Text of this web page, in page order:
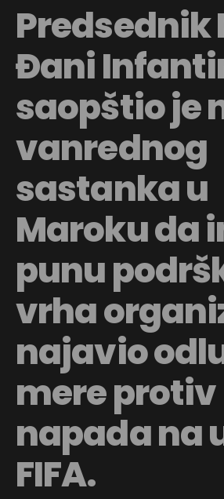
Predsednik
Đani
saopštio je
vanrednog
sastanka u
Maroku da
punu
vrha
najavio
mere protiv
napada na
FIFA.